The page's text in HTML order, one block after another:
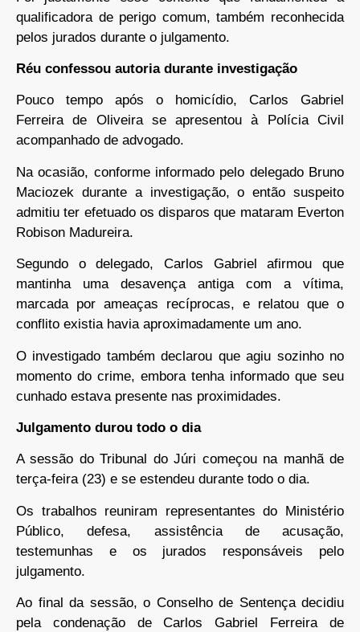
qualificadora de perigo comum, também reconhecida
pelos jurados durante o julgamento.
Réu confessou autoria durante investigação
Pouco tempo após o homicídio, Carlos Gabriel
Ferreira de Oliveira se apresentou à Polícia Civil
acompanhado de advogado.
Na ocasião, conforme informado pelo delegado Bruno
Maciozek durante a investigação, o então suspeito
admitiu ter efetuado os disparos que mataram Everton
Robison Madureira.
Segundo o delegado, Carlos Gabriel afirmou que
mantinha uma desavença antiga com a vítima,
marcada por ameaças recíprocas, e relatou que o
conflito existia havia aproximadamente um ano.
O investigado também declarou que agiu sozinho no
momento do crime, embora tenha informado que seu
cunhado estava presente nas proximidades.
Julgamento durou todo o dia
A sessão do Tribunal do Júri começou na manhã de
terça-feira (23) e se estendeu durante todo o dia.
Os trabalhos reuniram representantes do Ministério
Público, defesa, assistência de acusação,
testemunhas e os jurados responsáveis pelo
julgamento.
Ao final da sessão, o Conselho de Sentença decidiu
pela condenação de Carlos Gabriel Ferreira de